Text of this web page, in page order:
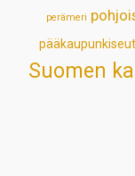
perämeri
Suomen